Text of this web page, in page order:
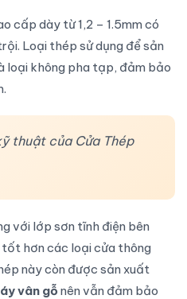
cấp dày từ 1,2 – 1.5mm có
Loại thép sử dụng để sản
loại không pha tạp, đảm bảo
thuật của Cửa Thép
với lớp sơn tĩnh điện bên
hơn các loại cửa thông
này còn được sản xuất
vân gỗ nên vẫn đảm bảo